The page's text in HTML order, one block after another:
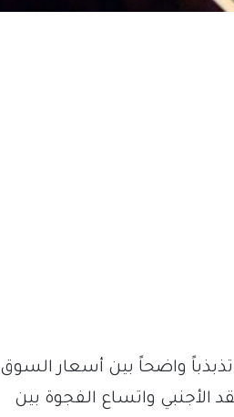
واضحاً بين أسعار السوق
الأجنبي واتساع الفجوة بين